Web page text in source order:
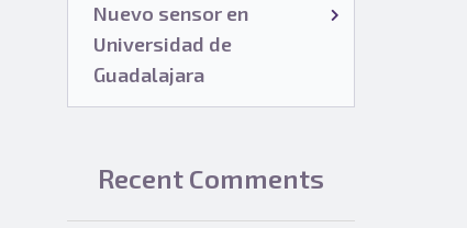
Nuevo sensor en
Universidad de
Guadalajara
Recent Comments